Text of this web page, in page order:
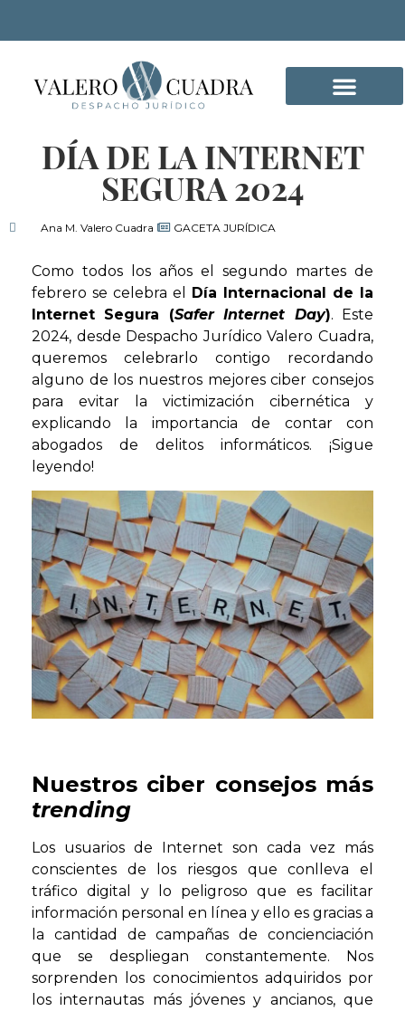
DÍA DE LA INTERNET
SEGURA 2024
Ana M. Valero Cuadra GACETA JURÍDICA
Como todos los años el segundo martes de
febrero se celebra el Día Internacional de la
Internet Segura (Safer Internet Day). Este
2024, desde Despacho Jurídico Valero Cuadra,
queremos celebrarlo contigo recordando
alguno de los nuestros mejores ciber consejos
para evitar la victimización cibernética y
explicando la importancia de contar con
abogados de delitos informáticos. ¡Sigue
leyendo!
Nuestros ciber consejos más
trending
Los usuarios de Internet son cada vez más
conscientes de los riesgos que conlleva el
tráfico digital y lo peligroso que es facilitar
información personal en línea y ello es gracias a
la cantidad de campañas de concienciación
que se despliegan constantemente. Nos
sorprenden los conocimientos adquiridos por
los internautas más jóvenes y ancianos, que